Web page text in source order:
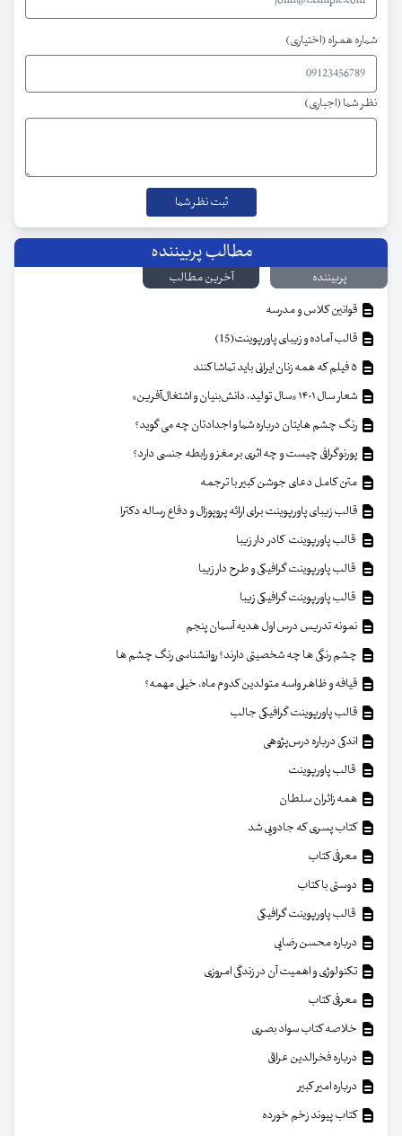
شماره همراه (اختیاری)
نظر شما (اجباری)
مطالب پربیننده
پربیننده
آخرین مطالب
قوانین کلاس و مدرسه
قالب آماده و زیبای پاورپوینت(15)
شعار سال ۱۴۰۱ «سال تولید، دانش‌بنیان و اشتغال‌آفرین»
رنگ چشم هایتان درباره شما و اجدادتان چه می گوید؟
پورنوگرافی چیست و چه اثری بر مغز و رابطه جنسی دارد؟
متن کامل دعای جوشن کبیر با ترجمه
قالب زیبای پاورپوینت برای ارائه پروپوزال و دفاع رساله دکترا
قالب پاورپوینت کادر دار زیبا
قالب پاورپوینت گرافیکی و طرح دار زیبا
قالب پاورپوینت گرافیکی زیبا
نمونه تدریس درس اول هدیه آسمان پنجم
چشم رنگی ها چه شخصیتی دارند؟ روانشناسی رنگ چشم ها
قیافه و ظاهر واسه متولدین کدوم ماه، خیلی مهمه؟
قالب پاورپوینت گرافیکی جالب
اندکی درباره درس‌پژوهی
قالب پاورپوینت
همه زائران سلطان
کتاب پسری که جادویی شد
معرفی کتاب
دوستی با کتاب
قالب پاورپوینت گرافیکی
درباره محسن رضایی
تکنولوژی و اهمیت آن در زندگی امروزی
معرفی کتاب
خلاصه کتاب سواد بصری
درباره فخرالدین عراقی
درباره امیر کبیر
کتاب پیوند زخم خورده